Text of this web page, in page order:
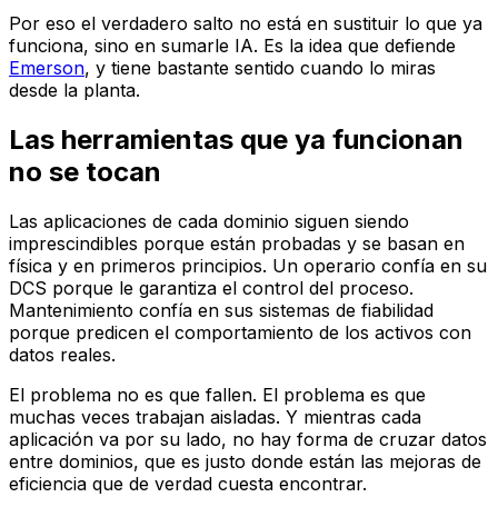
Por eso el verdadero salto no está en sustituir lo que ya
funciona, sino en sumarle IA. Es la idea que defiende
Emerson, y tiene bastante sentido cuando lo miras
desde la planta.
Las herramientas que ya funcionan
no se tocan
Las aplicaciones de cada dominio siguen siendo
imprescindibles porque están probadas y se basan en
física y en primeros principios. Un operario confía en su
DCS porque le garantiza el control del proceso.
Mantenimiento confía en sus sistemas de fiabilidad
porque predicen el comportamiento de los activos con
datos reales.
El problema no es que fallen. El problema es que
muchas veces trabajan aisladas. Y mientras cada
aplicación va por su lado, no hay forma de cruzar datos
entre dominios, que es justo donde están las mejoras de
eficiencia que de verdad cuesta encontrar.